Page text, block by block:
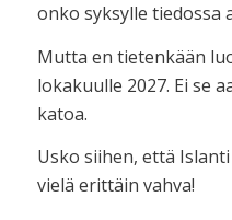
onko syksylle tiedossa
Mutta en tietenkään
lokakuulle 2027. Ei se
katoa.
Usko siihen, että
vielä erittäin vahva!